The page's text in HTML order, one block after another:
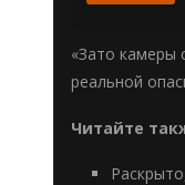
«Зато камеры
реальной
Читайте